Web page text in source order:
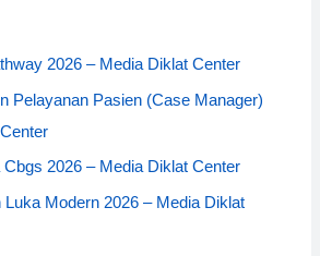
2026 – Media Diklat Center
Pelayanan Pasien (Case Manager)
Cbgs 2026 – Media Diklat Center
Luka Modern 2026 – Media Diklat